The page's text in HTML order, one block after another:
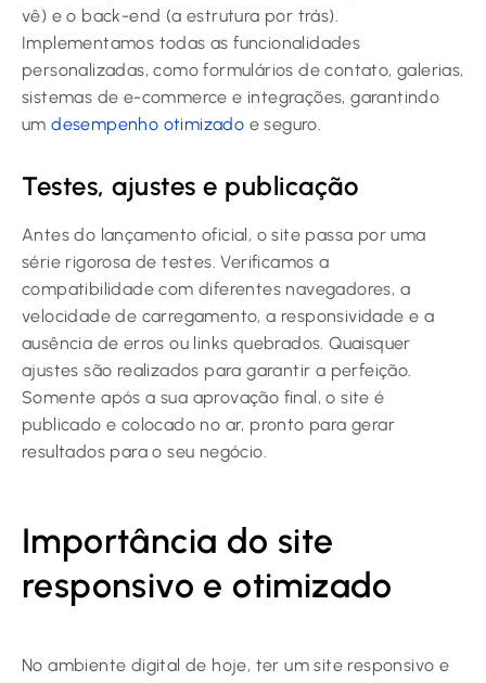
vê) e o back-end (a estrutura por trás).
Implementamos todas as funcionalidades
personalizadas, como formulários de contato, galerias,
sistemas de e-commerce e integrações, garantindo
umdesempenho otimizado e seguro.
Testes, ajustes e publicação
Antes do lançamento oficial, o site passa por uma
série rigorosa de testes. Verificamos a
compatibilidade com diferentes navegadores, a
velocidade de carregamento, a responsividade e a
ausência de erros ou links quebrados. Quaisquer
ajustes são realizados para garantir a perfeição.
Somente após a sua aprovação final, o site é
publicado e colocado no ar, pronto para gerar
resultados para o seu negócio.
Importância do site
responsivo e otimizado
No ambiente digital de hoje, ter um site responsivo e